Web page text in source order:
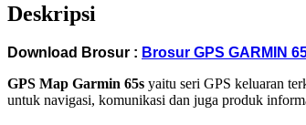
Deskripsi
Download Brosur : Brosur GPS GARMIN
GPS Map Garmin 65s yaitu seri GPS keluaran
untuk navigasi, komunikasi dan juga produk